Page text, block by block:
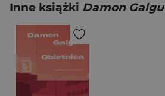
Inne książki Damon